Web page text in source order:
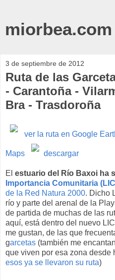
miorbea.com
3 de septiembre de 2012
Ruta de las
- Carantoña -
Bra - Trasdoroña
ver la ruta en Google
Maps descargar
El estuario del Río Baxoi ha
Importancia Comunitaria
de la Red Natura 2000. Dicho
río y parte del arenal de la
de partida de muchas de las
aquí, está dentro del nuevo
me gustan, de las que
garcetas (también me
que viven por esa zona desde
esos ya se llevaron su ruta)